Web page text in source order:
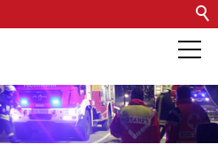
Barrierefreiheit